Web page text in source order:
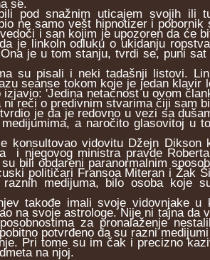
se.
snažnim uticajem svojih ili
ne samo vešt hipnotizer i
i san kojim je upozoren da će
je linkoln odluku o ukidanju
je u tom stanju, tvrdi se, puni
su pisali i neki tadašnji listovi.
seanse tokom koje je jedan klavir
'Jedina netačnost u ovom
reči o predivnim stvarima čiji sam
je da je redovno u vezi sa
a naročito glasovitoj u
vidovitu Džejn Dikson
i njegovog ministra pravde
bili obdareni paranormalnim
političari Fransoa Miteran i Žak
medijuma, bilo osoba koje
takođe imali svoje vidovnjake u
na svoje astrologe. Nije ni tajna da
za pronalaženje
potvrđeno da su razni
Pri tome su im čak i precizno
na njoj.